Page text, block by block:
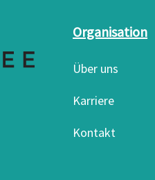
Organisation
Über uns
Karriere
Kontakt